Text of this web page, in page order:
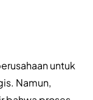
untuk
Namun,